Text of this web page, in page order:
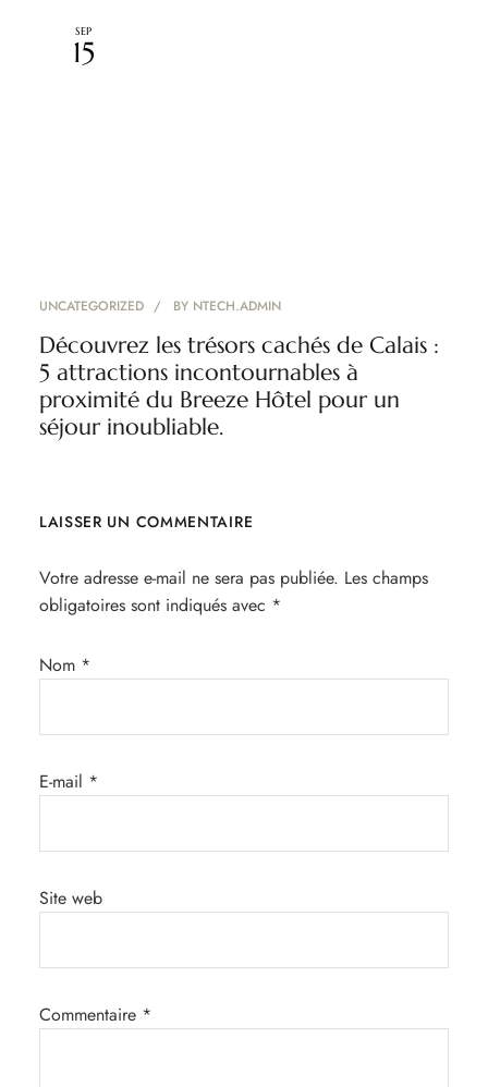
SEP
15
UNCATEGORIZED BY NTECH.ADMIN
Découvrez les trésors cachés de Calais :
5 attractions incontournables à
proximité du Breeze Hôtel pour un
séjour inoubliable.
LAISSER UN COMMENTAIRE
Votre adresse e-mail ne sera pas publiée. Les champs
obligatoires sont indiqués avec *
Nom *
E-mail *
Site web
Commentaire *